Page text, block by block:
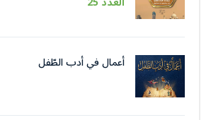
أعمال في أدب الطّفل